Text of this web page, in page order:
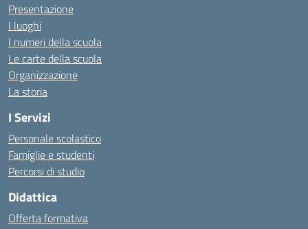
Presentazione
I luoghi
I numeri della scuola
Le carte della scuola
Organizzazione
La storia
I Servizi
Personale scolastico
Famiglie e studenti
Percorsi di studio
Didattica
Offerta formativa